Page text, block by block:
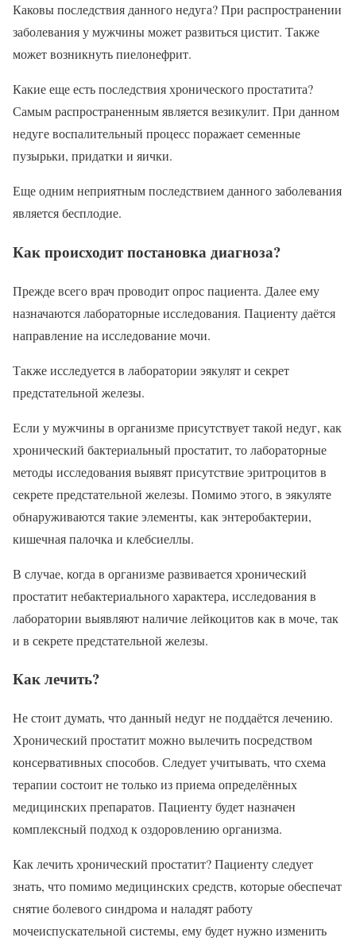
Каковы последствия данного недуга? При распространении
заболевания у мужчины может развиться цистит. Также
может возникнуть пиелонефрит.
Какие еще есть последствия хронического простатита?
Самым распространенным является везикулит. При данном
недуге воспалительный процесс поражает семенные
пузырьки, придатки и яички.
Еще одним неприятным последствием данного заболевания
является бесплодие.
Как происходит постановка диагноза?
Прежде всего врач проводит опрос пациента. Далее ему
назначаются лабораторные исследования. Пациенту даётся
направление на исследование мочи.
Также исследуется в лаборатории эякулят и секрет
предстательной железы.
Если у мужчины в организме присутствует такой недуг, как
хронический бактериальный простатит, то лабораторные
методы исследования выявят присутствие эритроцитов в
секрете предстательной железы. Помимо этого, в эякуляте
обнаруживаются такие элементы, как энтеробактерии,
кишечная палочка и клебсиеллы.
В случае, когда в организме развивается хронический
простатит небактериального характера, исследования в
лаборатории выявляют наличие лейкоцитов как в моче, так
и в секрете предстательной железы.
Как лечить?
Не стоит думать, что данный недуг не поддаётся лечению.
Хронический простатит можно вылечить посредством
консервативных способов. Следует учитывать, что схема
терапии состоит не только из приема определённых
медицинских препаратов. Пациенту будет назначен
комплексный подход к оздоровлению организма.
Как лечить хронический простатит? Пациенту следует
знать, что помимо медицинских средств, которые обеспечат
снятие болевого синдрома и наладят работу
мочеиспускательной системы, ему будет нужно изменить